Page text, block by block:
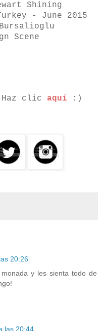
Shining
- June 2015
Scene
Haz clic aquí :)
20:26
y les sienta todo de
las 20:44